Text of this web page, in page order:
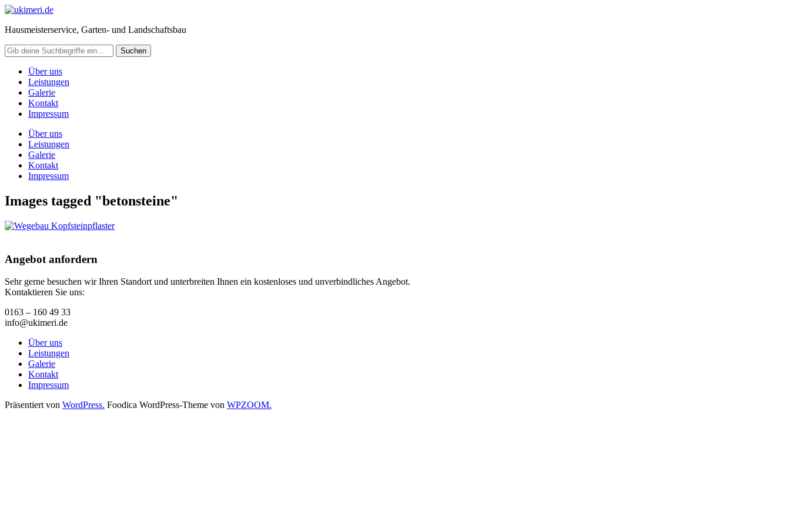
Hausmeisterservice, Garten- und Landschaftsbau
Über uns
Leistungen
Galerie
Kontakt
Impressum
Über uns
Leistungen
Galerie
Kontakt
Impressum
Images tagged "betonsteine"
Angebot anfordern
Sehr gerne besuchen wir Ihren Standort und unterbreiten Ihnen ein kostenloses und unverbindliches Angebot.
Kontaktieren Sie uns:
0163 – 160 49 33
info@ukimeri.de
Über uns
Leistungen
Galerie
Kontakt
Impressum
Präsentiert von WordPress. Foodica WordPress-Theme von WPZOOM.